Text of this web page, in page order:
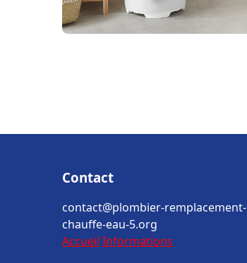
Contact
contact@plombier-remplacement-
chauffe-eau-5.org
Accueil Informations